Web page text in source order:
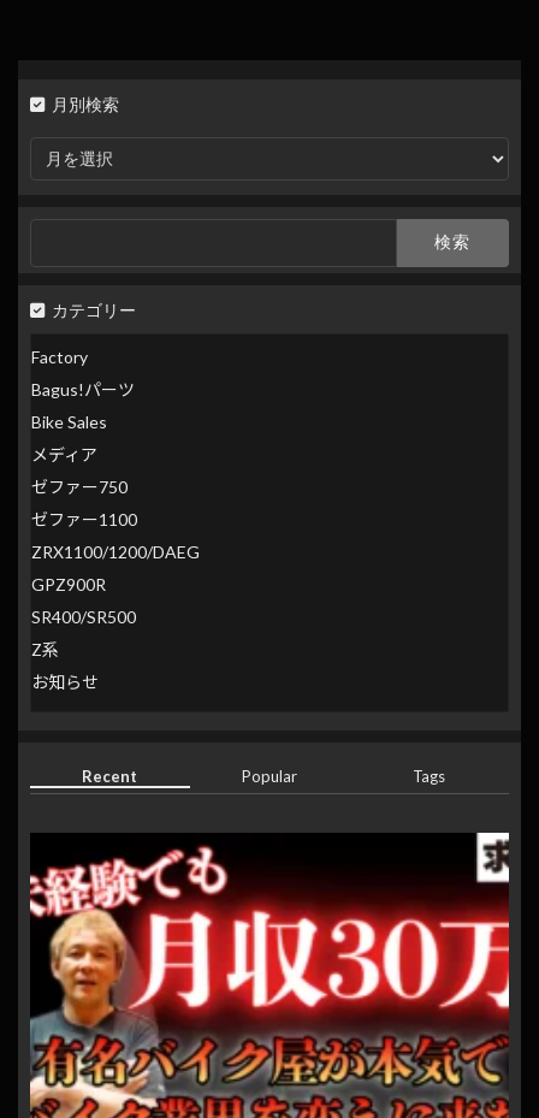
月別検索
月
検
カテゴリー
Factory
Bagus!パーツ
Bike Sales
メディア
ゼファー750
ゼファー1100
ZRX1100/1200/DAEG
GPZ900R
SR400/SR500
Z系
お知らせ
Recent Popular Tags